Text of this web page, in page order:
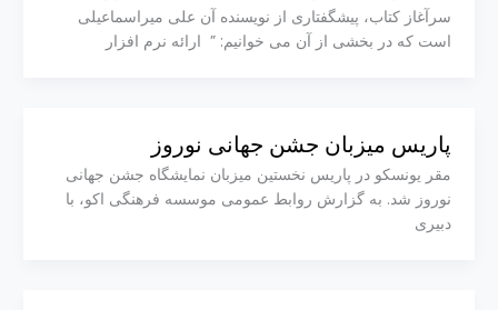
سرآغاز کتاب، پیشگفتاری از نویسنده آن علی میراسماعیلی
است که در بخشی از آن می خوانیم: ” ارائه نرم افزار
پاریس میزبان جشن جهانی نوروز
مقر یونسکو در پاریس نخستین میزبان نمایشگاه جشن جهانی
نوروز شد. به گزارش روابط عمومی موسسه فرهنگی اکو، با
دبیری